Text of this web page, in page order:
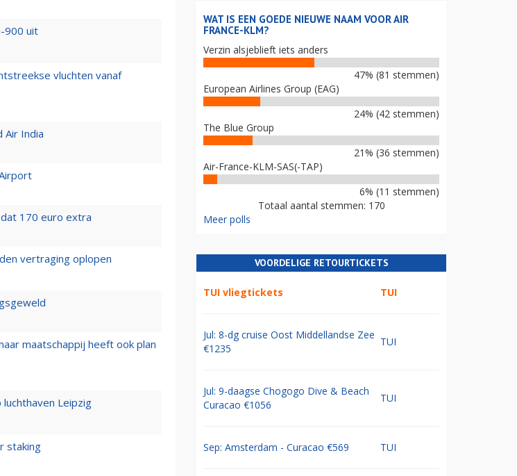
900 uit
vluchten vanaf
Air India
170 euro extra
vertraging oplopen
maatschappij heeft ook plan
Leipzig
staking
WAT IS EEN GOEDE NIEUWE NAAM VOOR AIR
FRANCE-KLM?
Verzin alsjeblieft iets anders
47% (81 stemmen)
European Airlines Group (EAG)
24% (42 stemmen)
The Blue Group
21% (36 stemmen)
Air-France-KLM-SAS(-TAP)
6% (11 stemmen)
Totaal aantal stemmen: 170
Meer polls
VOORDELIGE RETOURTICKETS
TUI vliegtickets TUI
Jul: 8-dg cruise Oost Middellandse Zee
€1235
TUI
Jul: 9-daagse Chogogo Dive & Beach
Curacao €1056
TUI
Sep: Amsterdam - Curacao €569 TUI